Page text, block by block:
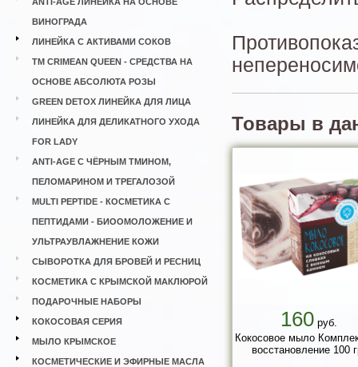
ВИНОГРАДА
ЛИНЕЙКА С АКТИВАМИ СОКОВ
ТМ CRIMEAN QUEEN - СРЕДСТВА НА
ОСНОВЕ АБСОЛЮТА РОЗЫ
GREEN DETOX ЛИНЕЙКА ДЛЯ ЛИЦА
ЛИНЕЙКА ДЛЯ ДЕЛИКАТНОГО УХОДА
FOR LADY
ANTI-AGE С ЧЁРНЫМ ТМИНОМ,
ПЕЛОМАРИНОМ И ТРЕГАЛОЗОЙ
MULTI PEPTIDE - КОСМЕТИКА С
ПЕПТИДАМИ - БИООМОЛОЖЕНИЕ И
УЛЬТРАУВЛАЖНЕНИЕ КОЖИ
СЫВОРОТКА ДЛЯ БРОВЕЙ И РЕСНИЦ
КОСМЕТИКА С КРЫМСКОЙ МАКЛЮРОЙ
ПОДАРОЧНЫЕ НАБОРЫ
КОКОСОВАЯ СЕРИЯ
МЫЛО КРЫМСКОЕ
КОСМЕТИЧЕСКИЕ И ЭФИРНЫЕ МАСЛА
Товары в
160руб.
Кокосовое мыло
восстановление 100